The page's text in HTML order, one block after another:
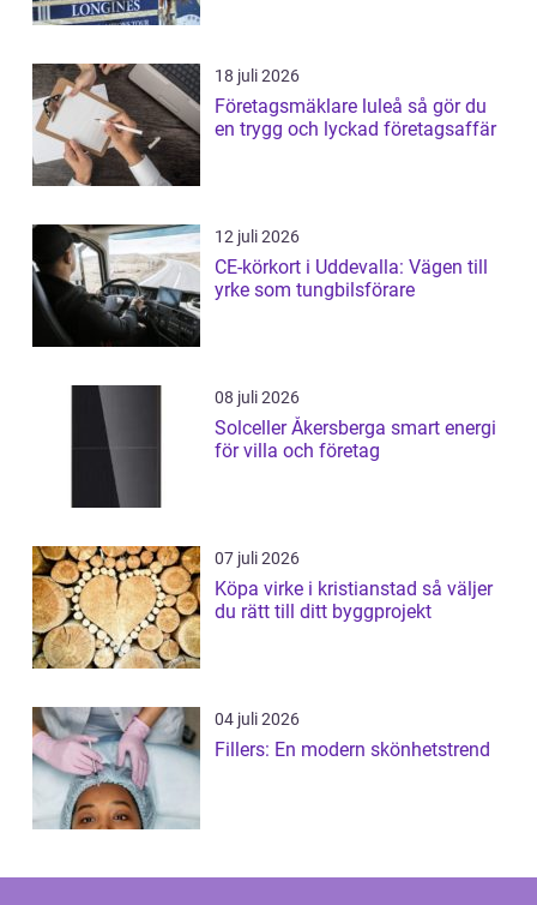
18 juli 2026
Företagsmäklare luleå så gör du
en trygg och lyckad företagsaffär
12 juli 2026
CE-körkort i Uddevalla: Vägen till
yrke som tungbilsförare
08 juli 2026
Solceller Åkersberga smart energi
för villa och företag
07 juli 2026
Köpa virke i kristianstad så väljer
du rätt till ditt byggprojekt
04 juli 2026
Fillers: En modern skönhetstrend